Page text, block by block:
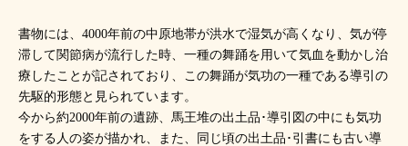
書物には、4000年前の中原地帯が洪水で湿気が高くなり、気が停
滞して関節病が流行した時、一種の舞踊を用いて気血を動かし治
療したことが記されており、この舞踊が気功の一種である導引の
先駆的形態と見られています。
今から約2000年前の遺跡、馬王堆の出土品･導引図の中にも気功
をする人の姿が描かれ、また、同じ頃の出土品･引書にも古い導